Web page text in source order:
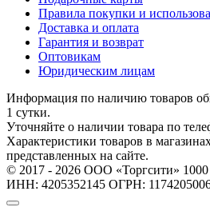
Правила покупки и
Доставка и оплата
Гарантия и возврат
Оптовикам
Юридическим лицам
Информация по наличию товаров
1 сутки.
Уточняйте о наличии товара по
Характеристики товаров в
представленных на сайте.
© 2017 - 2026 ООО «Торгсити» 1000
ИНН: 4205352145 ОГРН: